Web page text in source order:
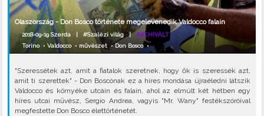
Olaszország - Don Bosco története megelevenedik Valdocco falain
2018-09-19 Szerda |#Szalézi világ |ARCHIVÁLT
Torino•Valdocco• művészet •Don Bosco•
"Szeressétek azt, amit a fiatalok szeretnek, hogy ők is szeressék azt,
amit ti szerettek" - Don Boscónak ez a híres mondása újraéledni látszik
Valdocco és környéke utcáin és falain, ahol az elmúlt két hétben egy
híres utcai művész, Sergio Andrea, vagyis "Mr. Wany" festékszóróival
megfestette Don Bosco élettörténetét.